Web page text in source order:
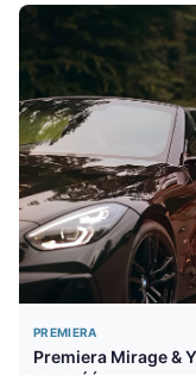
PREMIERA
Premiera Mirage &